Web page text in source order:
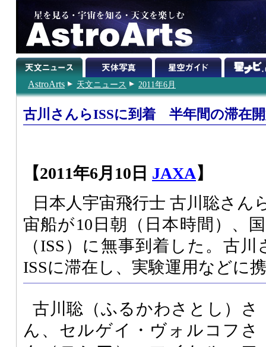
AstroArts 天文ニュース 2011年6月
古川さんらISSに到着 半年間の滞在
【2011年6月10日 JAXA】
日本人宇宙飛行士 古川聡さん
宙船が10日朝（日本時間）、
（ISS）に無事到着した。古
ISSに滞在し、実験運用などに
古川聡（ふるかわさとし）さ
ん、セルゲイ・ヴォルコフさ